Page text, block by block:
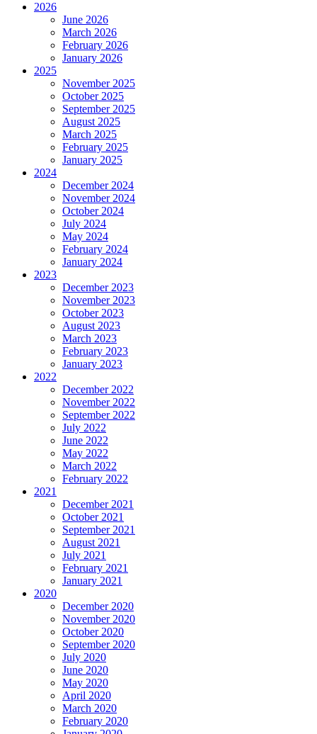
2026
June 2026
March 2026
February 2026
January 2026
2025
November 2025
October 2025
September 2025
August 2025
March 2025
February 2025
January 2025
2024
December 2024
November 2024
October 2024
July 2024
May 2024
February 2024
January 2024
2023
December 2023
November 2023
October 2023
August 2023
March 2023
February 2023
January 2023
2022
December 2022
November 2022
September 2022
July 2022
June 2022
May 2022
March 2022
February 2022
2021
December 2021
October 2021
September 2021
August 2021
July 2021
February 2021
January 2021
2020
December 2020
November 2020
October 2020
September 2020
July 2020
June 2020
May 2020
April 2020
March 2020
February 2020